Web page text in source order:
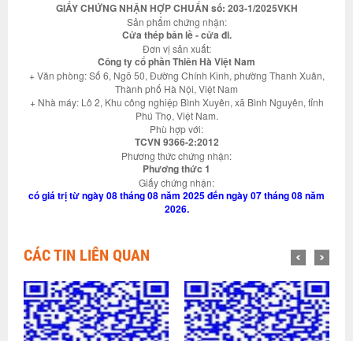
GIẤY CHỨNG NHẬN HỢP CHUẨN số: 203-1/2025VKH
Sản phẩm chứng nhận:
Cửa thép bản lề - cửa đi.
Đơn vị sản xuất:
Công ty cổ phần Thiên Hà Việt Nam
+ Văn phòng: Số 6, Ngõ 50, Đường Chính Kinh, phường Thanh Xuân,
Thành phố Hà Nội, Việt Nam
+ Nhà máy: Lô 2, Khu công nghiệp Bình Xuyên, xã Bình Nguyên, tỉnh
Phú Thọ, Việt Nam.
Phù hợp với:
TCVN 9366-2:2012
Phương thức chứng nhận:
Phương thức 1
Giấy chứng nhận:
có giá trị từ ngày 08 tháng 08 năm 2025 đến ngày 07 tháng 08 năm
2026.
CÁC TIN LIÊN QUAN